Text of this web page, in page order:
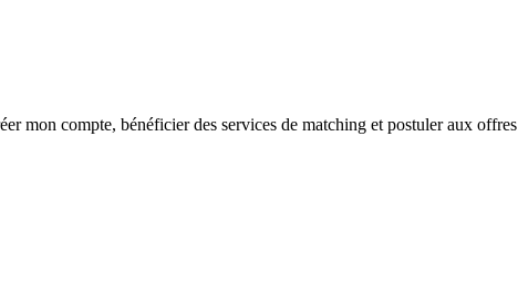
mon compte, bénéficier des services de matching et postuler aux offres